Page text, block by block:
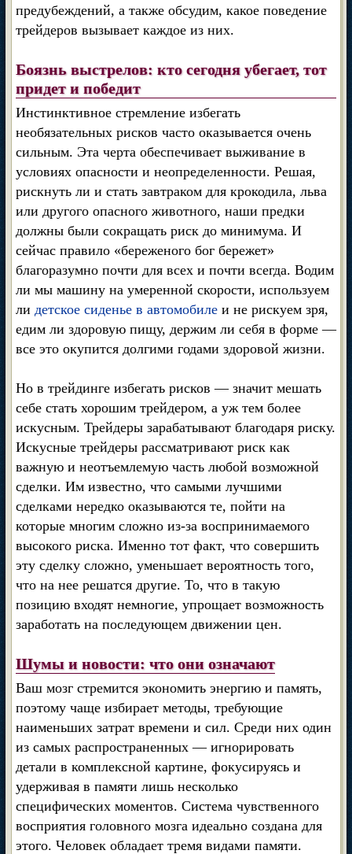
предубеждений, а также обсудим, какое поведение
трейдеров вызывает каждое из них.
Боязнь выстрелов: кто сегодня убегает, тот
придет и победит
Инстинктивное стремление избегать
необязательных рисков часто оказывается очень
сильным. Эта черта обеспечивает выживание в
условиях опасности и неопределенности. Решая,
рискнуть ли и стать завтраком для крокодила, льва
или другого опасного животного, наши предки
должны были сокращать риск до минимума. И
сейчас правило «береженого бог бережет»
благоразумно почти для всех и почти всегда. Водим
ли мы машину на умеренной скорости, используем
ли детское сиденье в автомобиле и не рискуем зря,
едим ли здоровую пищу, держим ли себя в форме —
все это окупится долгими годами здоровой жизни.
Но в трейдинге избегать рисков — значит мешать
себе стать хорошим трейдером, а уж тем более
искусным. Трейдеры зарабатывают благодаря риску.
Искусные трейдеры рассматривают риск как
важную и неотъемлемую часть любой возможной
сделки. Им известно, что самыми лучшими
сделками нередко оказываются те, пойти на
которые многим сложно из-за воспринимаемого
высокого риска. Именно тот факт, что совершить
эту сделку сложно, уменьшает вероятность того,
что на нее решатся другие. То, что в такую
позицию входят немногие, упрощает возможность
заработать на последующем движении цен.
Шумы и новости: что они означают
Ваш мозг стремится экономить энергию и память,
поэтому чаще избирает методы, требующие
наименьших затрат времени и сил. Среди них один
из самых распространенных — игнорировать
детали в комплексной картине, фокусируясь и
удерживая в памяти лишь несколько
специфических моментов. Система чувственного
восприятия головного мозга идеально создана для
этого. Человек обладает тремя видами памяти.